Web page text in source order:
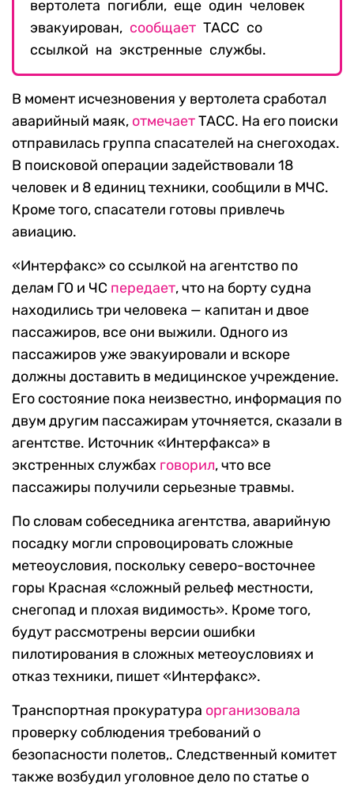
вертолета погибли, еще один человек
эвакуирован, сообщает ТАСС со
ссылкой на экстренные службы.
В момент исчезновения у вертолета сработал
аварийный маяк, отмечаетТАСС. На его поиски
отправилась группа спасателей на снегоходах.
В поисковой операции задействовали 18
человек и 8 единиц техники, сообщили в МЧС.
Кроме того, спасатели готовы привлечь
авиацию.
«Интерфакс» со ссылкой на агентство по
делам ГО и ЧС передает, что на борту судна
находились три человека — капитан и двое
пассажиров, все они выжили. Одного из
пассажиров уже эвакуировали и вскоре
должны доставить в медицинское учреждение.
Его состояние пока неизвестно, информация по
двум другим пассажирам уточняется, сказали в
агентстве. Источник «Интерфакса» в
экстренных службах говорил, что все
пассажиры получили серьезные травмы.
По словам собеседника агентства, аварийную
посадку могли спровоцировать сложные
метеоусловия, поскольку северо-восточнее
горы Красная «сложный рельеф местности,
снегопад и плохая видимость». Кроме того,
будут рассмотрены версии ошибки
пилотирования в сложных метеоусловиях и
отказ техники, пишет «Интерфакс».
Транспортная прокуратура организовала
проверку соблюдения требований о
безопасности полетов,. Следственный комитет
также возбудил уголовное дело по статье о